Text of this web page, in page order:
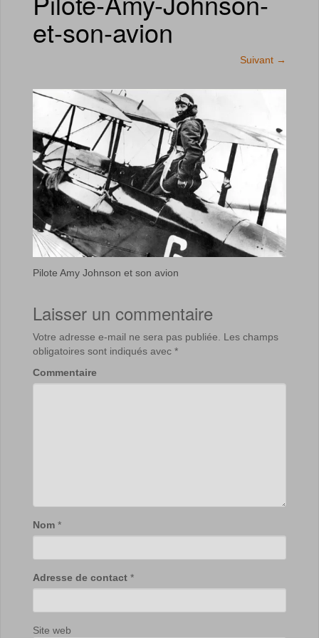
et-son-avion
Suivant →
Pilote Amy Johnson et son avion
Laisser un commentaire
Votre adresse e-mail ne sera pas publiée.
Les champs
obligatoires sont indiqués avec *
Commentaire
Nom *
Adresse de contact *
Site web